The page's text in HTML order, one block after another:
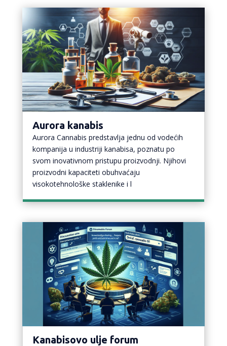
Aurora kanabis
Aurora Cannabis predstavlja jednu od vodećih
kompanija u industriji kanabisa, poznatu po
svom inovativnom pristupu proizvodnji. Njihovi
proizvodni kapaciteti obuhvaćaju
visokotehnološke staklenike i l
Kanabisovo ulje forum